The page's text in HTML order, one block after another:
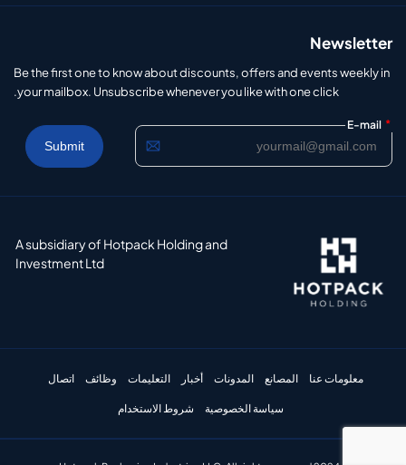
Newsletter
Be the first one to know about discounts, offers and events weekly in
your mailbox. Unsubscribe whenever you like with one click.
E-mail *
A subsidiary of Hotpack Holding and
Investment Ltd
معلومات عنا المصانع المدونات أخبار التعليمات وظائف اتصال
سياسة الخصوصية شروط الاستخدام